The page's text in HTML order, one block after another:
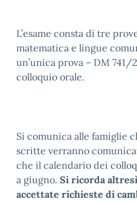
L’esame consta di tre
matematica e lingue
un’unica prova – DM 741/
colloquio orale.
Si comunica alle famiglie
scritte verranno
che il calendario dei
a giugno. Si ricorda
accettate richieste di